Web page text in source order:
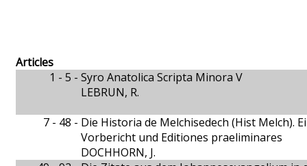
Articles
1 - 5 - Syro Anatolica Scripta Minora V
LEBRUN, R.
7 - 48 - Die Historia de Melchisedech (Hist Melch).
Vorbericht und Editiones praeliminares
DOCHHORN, J.